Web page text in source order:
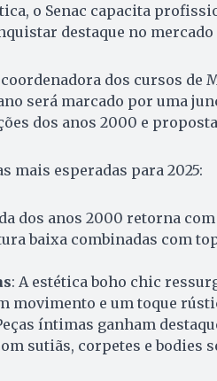
o Senac capacita
destaque no mercado
dos cursos de
será marcado por uma
dos anos 2000 e
mais esperadas para 2025:
dos anos 2000 retorna
baixa combinadas com
: A estética boho chic
movimento e um toque
íntimas ganham
sutiãs, corpetes e bodies